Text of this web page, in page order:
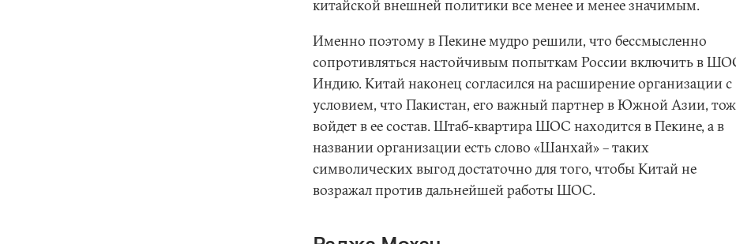
китайской внешней политики все менее и менее значимым.
Именно поэтому в Пекине мудро решили, что бессмысленно
сопротивляться настойчивым попыткам России включить в
Индию. Китай наконец согласился на расширение организации с
условием, что Пакистан, его важный партнер в Южной Азии,
войдет в ее состав. Штаб-квартира ШОС находится в Пекине, а в
названии организации есть слово «Шанхай» – таких
символических выгод достаточно для того, чтобы Китай не
возражал против дальнейшей работы ШОС.